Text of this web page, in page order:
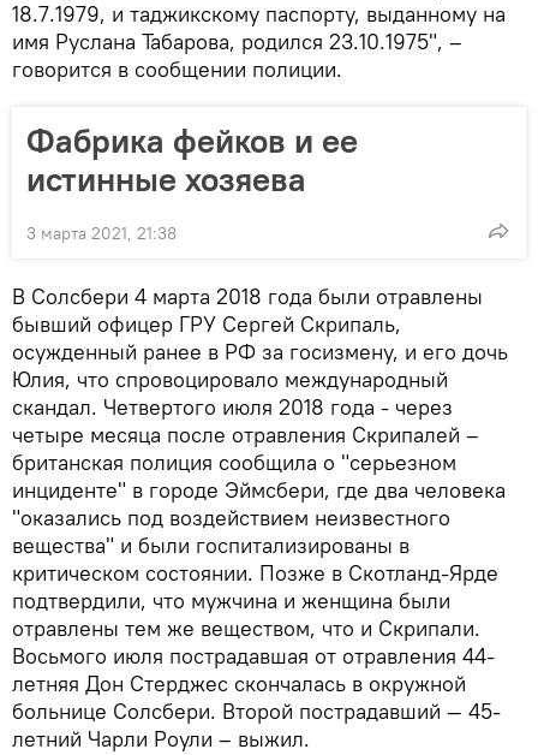
18.7.1979, и таджикскому паспорту, выданному на
имя Руслана Табарова, родился 23.10.1975", –
говорится в сообщении полиции.
Фабрика фейков и ее
истинные хозяева
3 марта 2021, 21:38
В Солсбери 4 марта 2018 года были отравлены
бывший офицер ГРУ Сергей Скрипаль,
осужденный ранее в РФ за госизмену, и его дочь
Юлия, что спровоцировало международный
скандал. Четвертого июля 2018 года - через
четыре месяца после отравления Скрипалей –
британская полиция сообщила о "серьезном
инциденте" в городе Эймсбери, где два человека
"оказались под воздействием неизвестного
вещества" и были госпитализированы в
критическом состоянии. Позже в Скотланд-Ярде
подтвердили, что мужчина и женщина были
отравлены тем же веществом, что и Скрипали.
Восьмого июля пострадавшая от отравления 44-
летняя Дон Стерджес скончалась в окружной
больнице Солсбери. Второй пострадавший — 45-
летний Чарли Роули – выжил.